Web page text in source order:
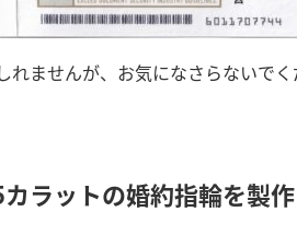
ませんが、お気になさらないで
ラットの婚約指輪を製